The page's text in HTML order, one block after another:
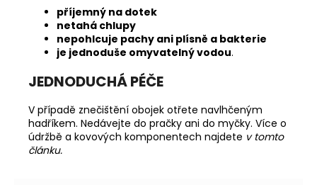
příjemný na dotek
netahá chlupy
nepohlcuje pachy ani plísně a bakterie
je jednoduše omyvatelný vodou.
JEDNODUCHÁ PÉČE
V případě znečištění obojek otřete navlhčeným
hadříkem. Nedávejte do pračky ani do myčky. Více o
údržbě a kovových komponentech najdete v tomto
článku.